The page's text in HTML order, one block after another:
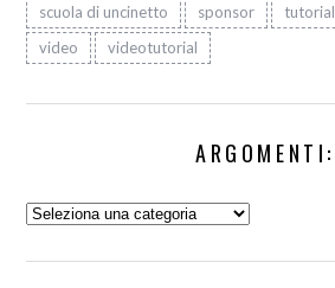
scuola di uncinetto
sponsor tutorial
video
videotutorial
ARGOMENTI:
Argomenti: